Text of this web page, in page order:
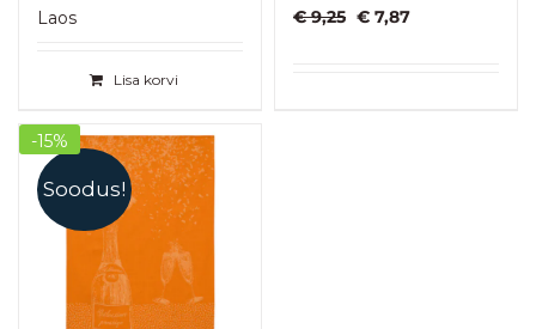
Laos
Lisa korvi
€9,25 Algne
€ 7,87Praegune
Soodus!
-15%